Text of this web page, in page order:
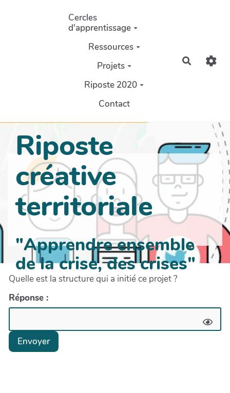
Aller au contenu principal
Cercles
d'apprentissage
Ressources
Projets
Riposte 2020
Contact
Riposte
créative
territoriale
"Apprendre ensemble
de la crise, des crises"
Quelle est la structure qui a initié ce projet ?
Réponse :
Envoyer